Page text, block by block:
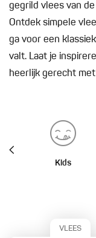
gegrild vlees van
Ontdek simpele
ga voor een
valt. Laat je
heerlijk gerecht
Kids
VLEES